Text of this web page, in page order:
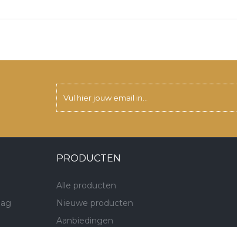
PRODUCTEN
Alle producten
Nieuwe producten
Aanbiedingen